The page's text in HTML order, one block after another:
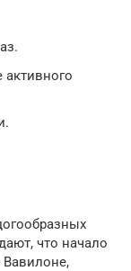
активного
что начало